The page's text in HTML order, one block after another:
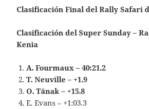
Clasificación Final del Rally Safari
Clasificación del Super Sunday –
Kenia
A. Fourmaux – 40:21.2
T. Neuville – +1.9
O. Tänak – +15.8
E. Evans – +1:03.3